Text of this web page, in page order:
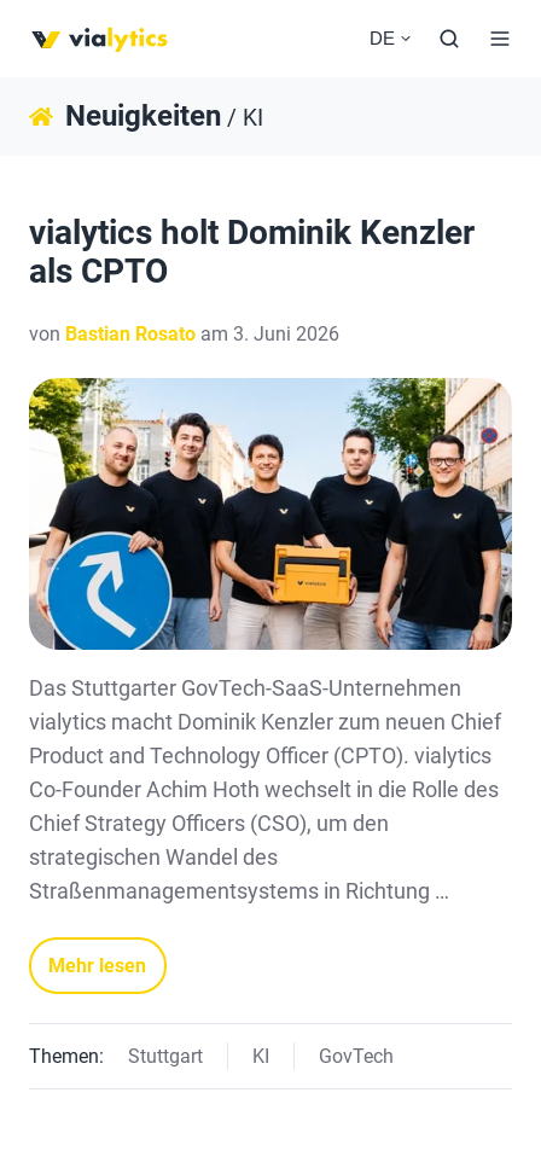
DE
Neuigkeiten / KI
vialytics holt Dominik Kenzler
als CPTO
von Bastian Rosato am 3. Juni 2026
Das Stuttgarter GovTech-SaaS-Unternehmen
vialytics macht Dominik Kenzler zum neuen Chief
Product and Technology Officer (CPTO). vialytics
Co-Founder Achim Hoth wechselt in die Rolle des
Chief Strategy Officers (CSO), um den
strategischen Wandel des
Straßenmanagementsystems in Richtung …
Mehr lesen
Themen: Stuttgart KI GovTech